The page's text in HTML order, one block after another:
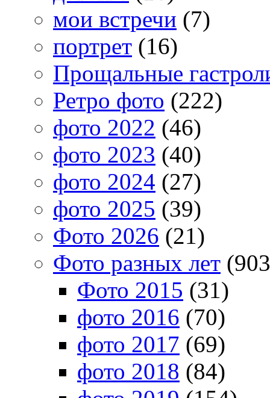
мои встречи (7)
портрет (16)
Прощальные
Ретро фото (222)
фото 2022 (46)
фото 2023 (40)
фото 2024 (27)
фото 2025 (39)
Фото 2026 (21)
Фото разных лет
Фото 2015 (31)
фото 2016 (70)
фото 2017 (69)
фото 2018 (84)